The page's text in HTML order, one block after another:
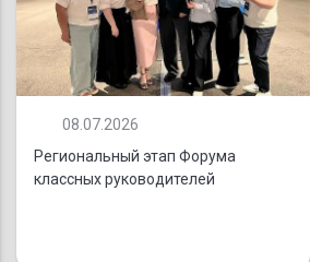
08.07.2026
Региональный этап Форума
классных руководителей